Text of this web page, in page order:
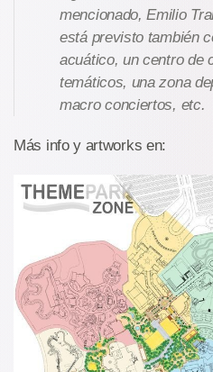
mencionado, Emilio
está previsto también
acuático, un centro de
temáticos, una zona
macro conciertos, etc.
Más info y artworks en: